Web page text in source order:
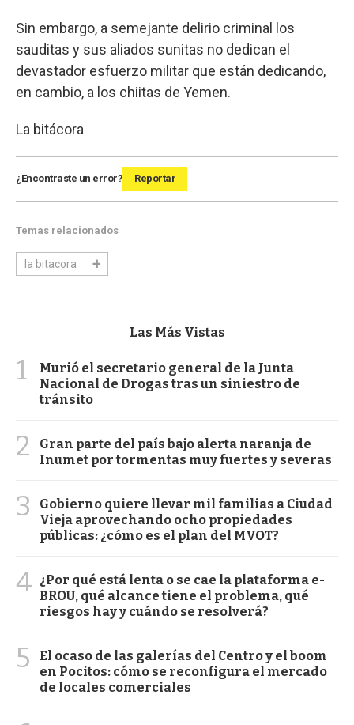
Sin embargo, a semejante delirio criminal los
sauditas y sus aliados sunitas no dedican el
devastador esfuerzo militar que están dedicando,
en cambio, a los chiitas de Yemen.
La bitácora
¿Encontraste un error? Reportar
Temas relacionados
la bitacora
Las Más Vistas
1
Murió el secretario general de la Junta
Nacional de Drogas tras un siniestro de
tránsito
2
Gran parte del país bajo alerta naranja de
Inumet por tormentas muy fuertes y severas
3
Gobierno quiere llevar mil familias a Ciudad
Vieja aprovechando ocho propiedades
públicas: ¿cómo es el plan del MVOT?
4 ¿Por qué está lenta o se cae la plataforma e-
BROU, qué alcance tiene el problema, qué
riesgos hay y cuándo se resolverá?
5
El ocaso de las galerías del Centro y el boom
en Pocitos: cómo se reconfigura el mercado
de locales comerciales